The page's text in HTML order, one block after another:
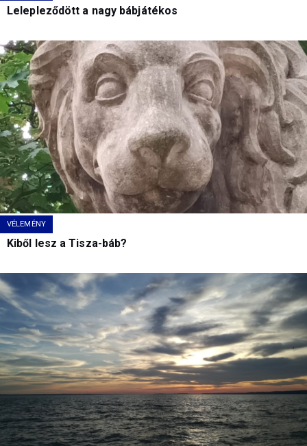
Lelepleződött a nagy bábjátékos
VÉLEMÉNY
Kiből lesz a Tisza-báb?